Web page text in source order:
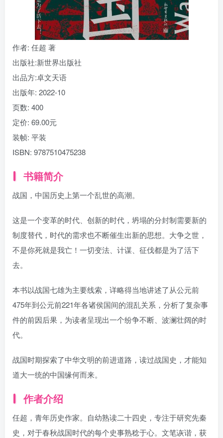
作者: 任超 著
出版社:新世界出版社
出品方:卓文天语
出版年: 2022-10
页数: 400
定价: 69.00元
装帧: 平装
ISBN: 9787510475238
书籍简介
战国，中国历史上第一个乱世的高潮。
这是一个变革的时代、创新的时代，坍塌的分封制需要新的
制度替代，时代的需求也不断催生出新的思想。大争之世，
不是你死就是我亡！一切变法、计谋、征伐都是为了活下
去。
本书以战国七雄为主要线索，详略得当地讲述了从公元前
475年到公元前221年各诸侯国间的混乱关系，分析了复杂事
件的前因后果，为读者呈现出一个纷争不断、波澜壮阔的时
代。
战国时期探索了中华文明的前进道路，读过战国史，才能知
道大一统的中国缘何而来。
作者介绍
任超，青年历史作家。自幼熟读二十四史，专注于研究先秦
史，对于春秋战国时代的每个史事熟稔于心。文笔诙谐，获